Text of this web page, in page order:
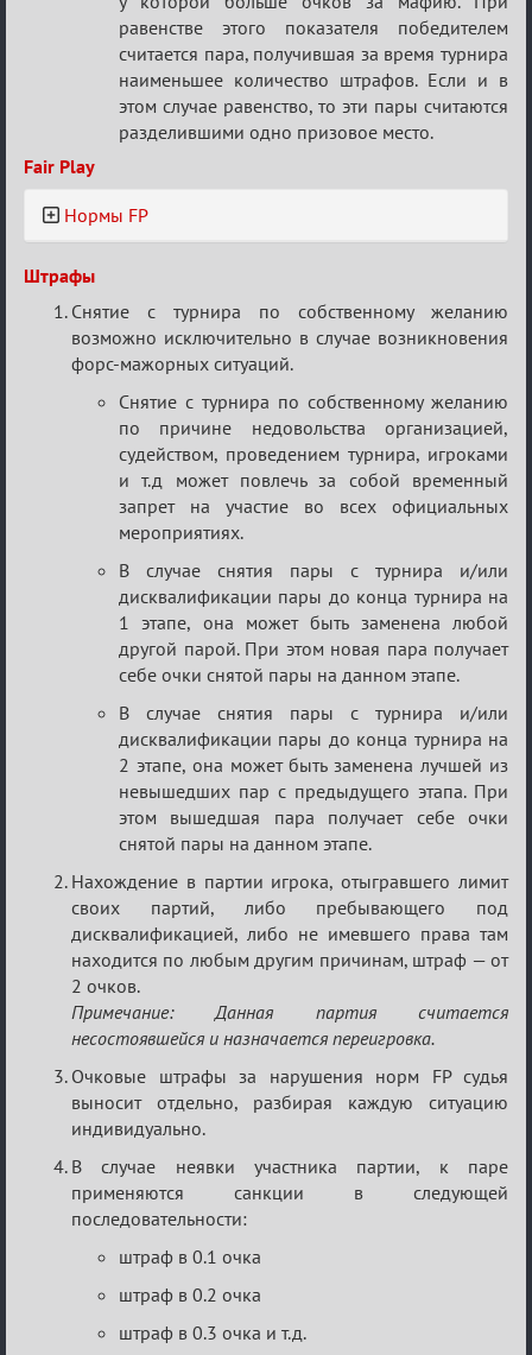
равенстве этого показателя победителем
считается пара, получившая за время турнира
наименьшее количество штрафов. Если и в
этом случае равенство, то эти пары считаются
разделившими одно призовое место.
Fair Play
Нормы FP
Штрафы
Снятие с турнира по собственному желанию
возможно исключительно в случае возникновения
форс-мажорных ситуаций.
Снятие с турнира по собственному желанию
по причине недовольства организацией,
судейством, проведением турнира, игроками
и т.д может повлечь за собой временный
запрет на участие во всех официальных
мероприятиях.
В случае снятия пары с турнира и/или
дисквалификации пары до конца турнира на
1 этапе, она может быть заменена любой
другой парой. При этом новая пара получает
себе очки снятой пары на данном этапе.
В случае снятия пары с турнира и/или
дисквалификации пары до конца турнира на
2 этапе, она может быть заменена лучшей из
невышедших пар с предыдущего этапа. При
этом вышедшая пара получает себе очки
снятой пары на данном этапе.
Нахождение в партии игрока, отыгравшего лимит
своих партий, либо пребывающего под
дисквалификацией, либо не имевшего права там
находится по любым другим причинам, штраф — от
2 очков.
Примечание: Данная партия считается
несостоявшейся и назначается переигровка.
Очковые штрафы за нарушения норм FP судья
выносит отдельно, разбирая каждую ситуацию
индивидуально.
В случае неявки участника партии, к паре
применяются санкции в следующей
последовательности:
штраф в 0.1 очка
штраф в 0.2 очка
штраф в 0.3 очка и т.д.